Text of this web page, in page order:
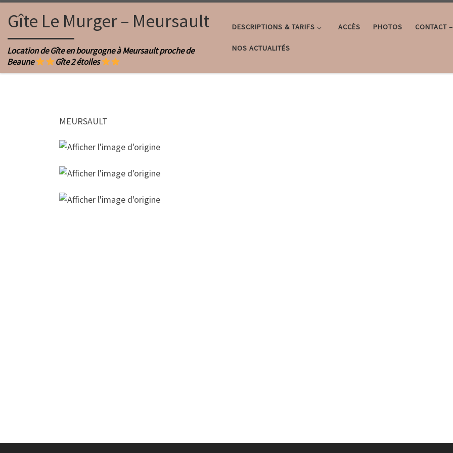
Passer au contenu
Gîte Le Murger – Meursault
Location de Gîte en bourgogne à Meursault proche de
Beaune
Gîte 2 étoiles
DESCRIPTIONS & TARIFS ACCÈS PHOTOS CONTACT
NOS ACTUALITÉS
MEURSAULT